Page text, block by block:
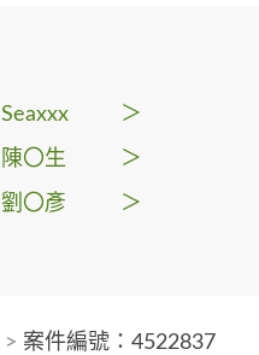
Seaxxx ＞
陳〇生 ＞
劉〇彥 ＞
> 案件編號：4522837